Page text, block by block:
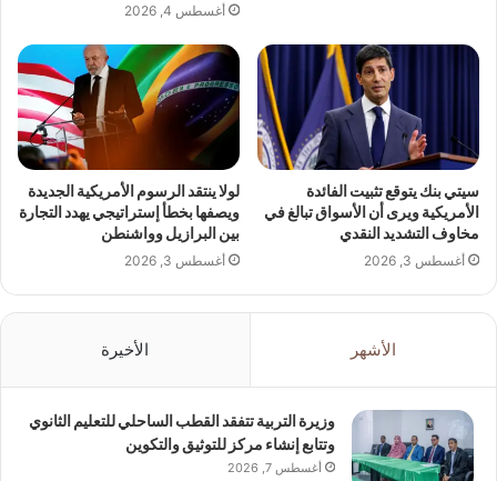
أغسطس 4, 2026
سيتي بنك يتوقع تثبيت الفائدة
الأمريكية ويرى أن الأسواق تبالغ في
مخاوف التشديد النقدي
أغسطس 3, 2026
لولا ينتقد الرسوم الأمريكية الجديدة
ويصفها بخطأ إستراتيجي يهدد التجارة
بين البرازيل وواشنطن
أغسطس 3, 2026
الأشهر الأخيرة
وزيرة التربية تتفقد القطب الساحلي للتعليم الثانوي
وتتابع إنشاء مركز للتوثيق والتكوين
أغسطس 7, 2026